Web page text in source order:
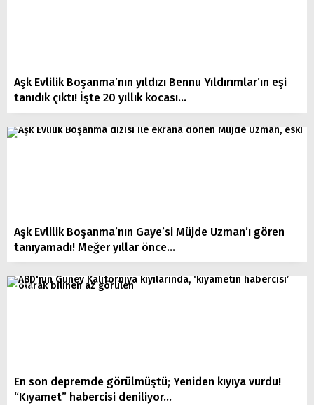
Aşk Evlilik Boşanma’nın yıldızı Bennu Yıldırımlar’ın eşi
tanıdık çıktı! İşte 20 yıllık kocası…
Aşk Evlilik Boşanma’nın Gaye’si Müjde Uzman’ı gören
tanıyamadı! Meğer yıllar önce…
En son depremde görülmüştü; Yeniden kıyıya vurdu!
“Kıyamet” habercisi deniliyor…